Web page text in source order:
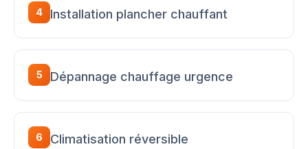
4 Installation plancher chauffant
5 Dépannage chauffage urgence
6 Climatisation réversible